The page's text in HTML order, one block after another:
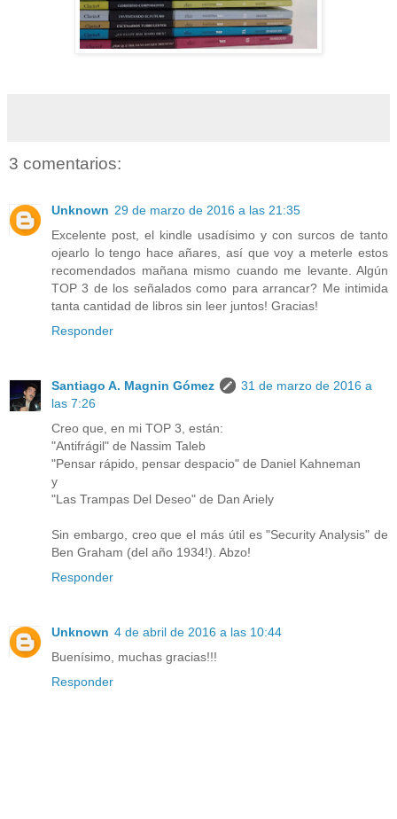
3 comentarios:
Unknown 29 de marzo de 2016 a las 21:35
Excelente post, el kindle usadísimo y con surcos de tanto
ojearlo lo tengo hace añares, así que voy a meterle estos
recomendados mañana mismo cuando me levante. Algún
TOP 3 de los señalados como para arrancar? Me intimida
tanta cantidad de libros sin leer juntos! Gracias!
Responder
Santiago A. Magnin Gómez
31 de marzo de 2016 a
las 7:26
Creo que, en mi TOP 3, están:
"Antifrágil" de Nassim Taleb
"Pensar rápido, pensar despacio" de Daniel Kahneman
y
"Las Trampas Del Deseo" de Dan Ariely
Sin embargo, creo que el más útil es "Security Analysis" de
Ben Graham (del año 1934!). Abzo!
Responder
Unknown 4 de abril de 2016 a las 10:44
Buenísimo, muchas gracias!!!
Responder